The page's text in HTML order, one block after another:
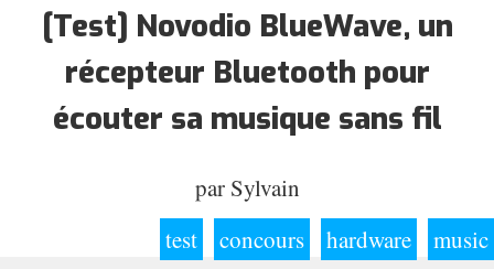
[Test] Novodio BlueWave, un
récepteur Bluetooth pour
écouter sa musique sans fil
par Sylvain
test
concours hardware music